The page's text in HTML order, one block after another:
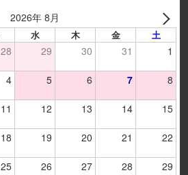
2026年 8月
水 木 金 土
28 29 30 31 1
4 5 6 7 8
11 12 13 14 15
18 19 20 21 22
25 26 27 28 29